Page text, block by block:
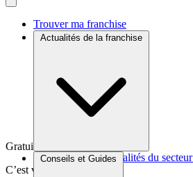
Trouver ma franchise
Actualités de la franchise
Brèves et actus Actualités du secteur
Conseils et Guides
Gratuit et sans engagement
C’est votre franchise ?